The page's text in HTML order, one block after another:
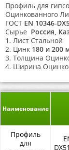
Профиль для
Оцинкованного
ГОСТ EN 10346-
Сырье Россия,
1. Лист Стальной
2. Цинк 180 и 200
3. Толщина
4. Ширина
Наименование
Профиль
для